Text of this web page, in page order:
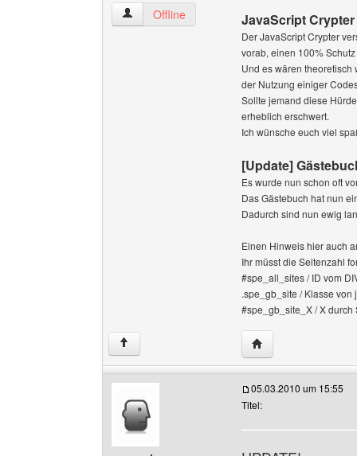
spetools Benutzer-Profile anzeigen
Offline JavaScript Crypter
Der JavaScript Crypter
vorab, einen 100%
Und es wären
der Nutzung einiger
Sollte jemand diese
erheblich erschwert.
Ich wünsche euch viel
[Update]
Es wurde nun schon oft
Das Gästebuch hat nun
Dadurch sind nun ewig
Einen Hinweis hier auch
Ihr müsst die Seitenzahl
#spe_all_sites / ID vom
.spe_gb_site / Klasse von
#spe_gb_site_X / X
↑ Website dieses
05.03.2010 um 15:55
Titel: